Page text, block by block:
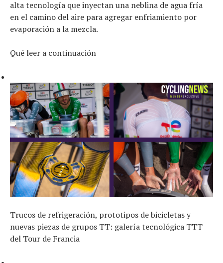
alta tecnología que inyectan una neblina de agua fría
en el camino del aire para agregar enfriamiento por
evaporación a la mezcla.
Qué leer a continuación
Trucos de refrigeración, prototipos de bicicletas y
nuevas piezas de grupos TT: galería tecnológica TTT
del Tour de Francia